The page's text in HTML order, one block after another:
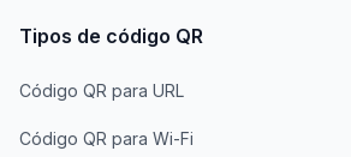
Tipos de código QR
Código QR para URL
Código QR para Wi-Fi